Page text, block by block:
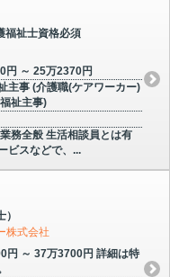
福祉士資格必須
円 ～ 25万2370円
主事 (介護職(ケアワーカー)
祉主事)
務全般 生活相談員とは有
ビスなどで、...
株式会社
円 ～ 37万3700円 詳細は特